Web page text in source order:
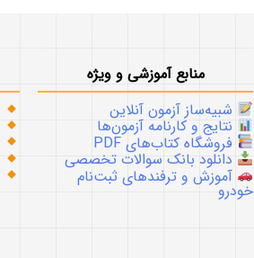
منابع آموزشی و ویژه
شبیه‌ساز آزمون آنلاین
نتایج و کارنامه آزمون‌ها
فروشگاه کتاب‌های PDF
دانلود بانک سوالات تخصصی
آموزش و ترفندهای ثبت‌نام
خودرو